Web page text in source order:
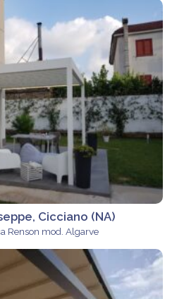
Cicciano (NA)
Renson mod. Algarve